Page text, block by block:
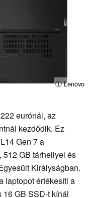
ⓘ Lenovo
eurónál, az
kezdődik. Ez
Gen 7 a
, 512 GB tárhellyel és
Királyságban.
laptopot értékesíti a
16 GB SSD-t kínál